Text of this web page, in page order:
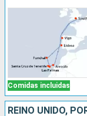
Comidas incluidas
REINO UNIDO,